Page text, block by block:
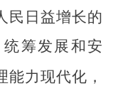
民日益增长的
筹发展和安
能力现代化 ，